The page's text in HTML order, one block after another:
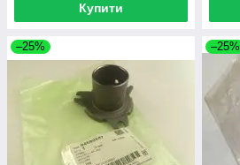
Купити
–25% –25%